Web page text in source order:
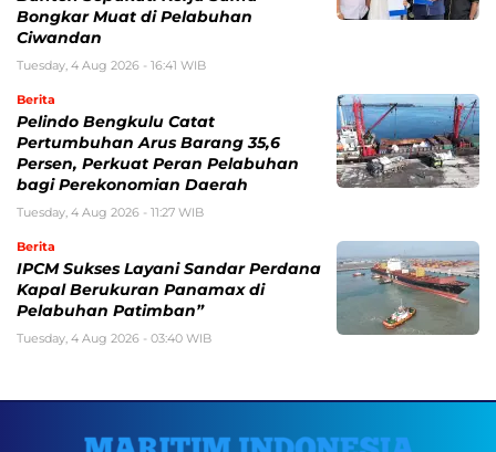
Bongkar Muat di Pelabuhan
Ciwandan
Tuesday, 4 Aug 2026 - 16:41 WIB
Berita
Pelindo Bengkulu Catat
Pertumbuhan Arus Barang 35,6
Persen, Perkuat Peran Pelabuhan
bagi Perekonomian Daerah
Tuesday, 4 Aug 2026 - 11:27 WIB
Berita
IPCM Sukses Layani Sandar Perdana
Kapal Berukuran Panamax di
Pelabuhan Patimban”
Tuesday, 4 Aug 2026 - 03:40 WIB